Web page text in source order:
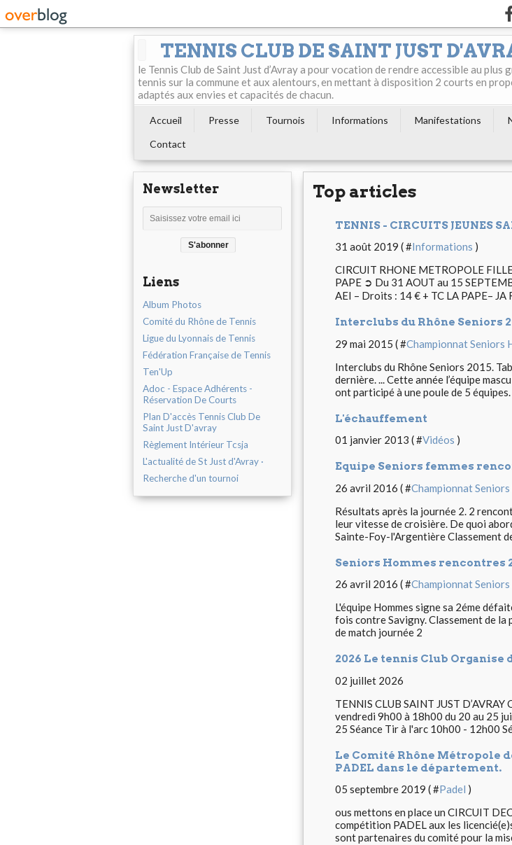
TENNIS CLUB DE SAINT JUST
le Tennis Club de Saint Just d’Avray a pour vocation de rendre accessible au plus
tennis sur la commune et aux alentours, en mettant à disposition 2 courts en
adaptés aux envies et capacités de chacun.
Accueil Presse Tournois Informations Manifestations
Contact
Newsletter
Liens
Album Photos
Comité du Rhône de Tennis
Ligue du Lyonnais de Tennis
Fédération Française de Tennis
Ten'Up
Adoc - Espace Adhérents -
Réservation De Courts
Plan D'accès Tennis Club De
Saint Just D'avray
Règlement Intérieur Tcsja
L'actualité de St Just d'Avray ·
Recherche d'un tournoi
Top articles
TENNIS - CIRCUITS JEUNES
31 août 2019 ( #Informations )
CIRCUIT RHONE METROPOLE
PAPE ➲ Du 31 AOUT au 15
AEI – Droits : 14 € + TC LA PAPE–
Interclubs du Rhône Seniors
29 mai 2015 ( #Championnat Seniors
Interclubs du Rhône Seniors 2015.
dernière. ... Cette année l’équipe
ont participé à une poule de 5
L'échauffement
01 janvier 2013 ( #Vidéos )
Equipe Seniors femmes
26 avril 2016 ( #Championnat Seniors
Résultats après la journée 2. 2
leur vitesse de croisière. De quoi
Sainte-Foy-l'Argentière Classement
Seniors Hommes rencontres
26 avril 2016 ( #Championnat Seniors
L'équipe Hommes signe sa 2éme
fois contre Savigny. Classement de
de match journée 2
2026 Le tennis Club
02 juillet 2026
TENNIS CLUB SAINT JUST
vendredi 9h00 à 18h00 du 20 au 25
25 Séance Tir à l'arc 10h00 - 12h00
Le Comité Rhône Métropole
PADEL dans le département.
05 septembre 2019 ( #Padel )
ous mettons en place un CIRCUIT
compétition PADEL aux les
sont partenaires du comité pour la